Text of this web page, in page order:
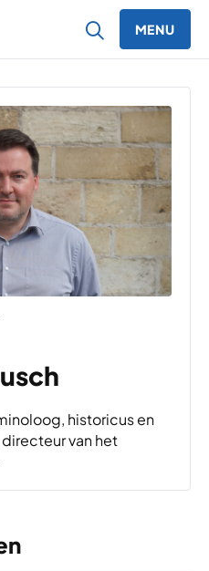
MENU
historicus en
van het